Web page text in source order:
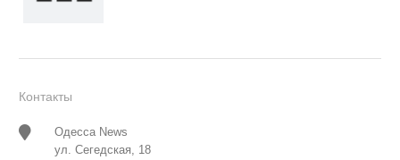
Контакты
Одесса News
ул. Сегедская, 18